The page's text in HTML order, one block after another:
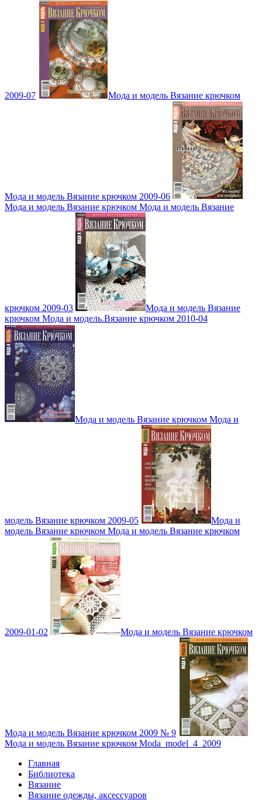
2009-07 Мода и модель Вязание крючком
Мода и модель Вязание крючком 2009-06
Мода и модель Вязание крючком Мода и модель Вязание
крючком 2009-03
Мода и модель Вязание
крючком Мода и модель.Вязание крючком 2010-04
Мода и модель Вязание крючком Мода и
модель Вязание крючком 2009-05
Мода и
модель Вязание крючком Мода и модель Вязание крючком
2009-01-02 Мода и модель Вязание крючком
Мода и модель Вязание крючком 2009 № 9
Мода и модель Вязание крючком Moda_model_4_2009
Главная
Библиотека
Вязание
Вязание одежды, аксессуаров